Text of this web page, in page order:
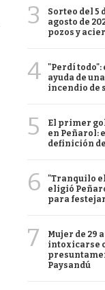
3
Sorteo del 5
agosto de
pozos y
4
"Perdí todo":
ayuda de
incendio de
5
El primer
en Peñarol:
definición
6
"Tranquilo
eligió
para
7
Mujer de 29
intoxicarse
Paysandú